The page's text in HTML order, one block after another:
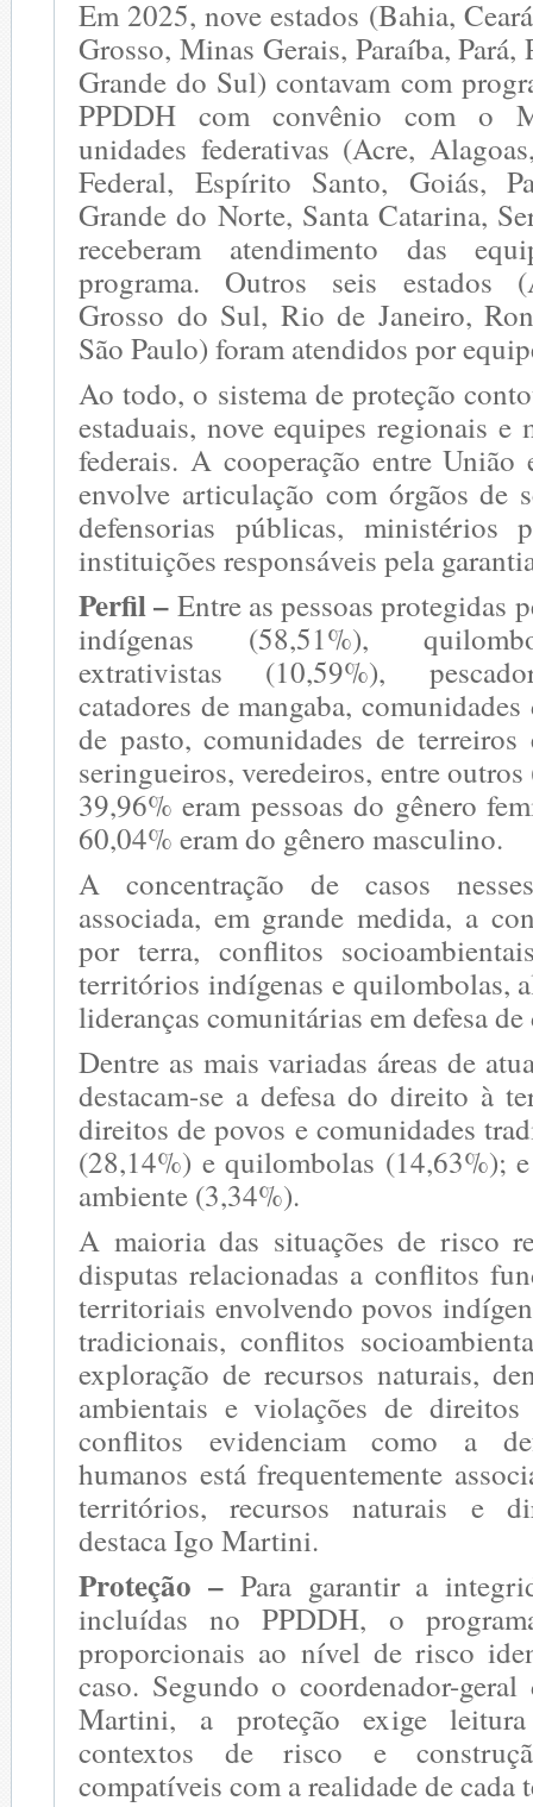
Em 2025, nove estados (Bahia,
Grosso, Minas Gerais, Paraíba, Pará,
Grande do Sul) contavam com
PPDDH com convênio com o
unidades federativas (Acre,
Federal, Espírito Santo, Goiás,
Grande do Norte, Santa Catarina,
receberam atendimento das
programa. Outros seis estados
Grosso do Sul, Rio de Janeiro,
São Paulo) foram atendidos por
Ao todo, o sistema de proteção
estaduais, nove equipes regionais e
federais. A cooperação entre União
envolve articulação com órgãos de
defensorias públicas, ministérios
instituições responsáveis pela
Perfil – Entre as pessoas protegidas
indígenas (58,51%),
extrativistas (10,59%),
catadores de mangaba,
de pasto, comunidades de
seringueiros, veredeiros, entre
39,96% eram pessoas do gênero
60,04% eram do gênero masculino.
A concentração de casos
associada, em grande medida, a
por terra, conflitos
territórios indígenas e quilombolas,
lideranças comunitárias em defesa
Dentre as mais variadas áreas de
destacam-se a defesa do direito à
direitos de povos e comunidades
(28,14%) e quilombolas (14,63%);
ambiente (3,34%).
A maioria das situações de risco
disputas relacionadas a conflitos
territoriais envolvendo povos
tradicionais, conflitos
exploração de recursos naturais,
ambientais e violações de direitos
conflitos evidenciam como a
humanos está frequentemente
territórios, recursos naturais e
destaca Igo Martini.
Proteção – Para garantir a
incluídas no PPDDH, o
proporcionais ao nível de risco
caso. Segundo o coordenador-
Martini, a proteção exige
contextos de risco e
compatíveis com a realidade de